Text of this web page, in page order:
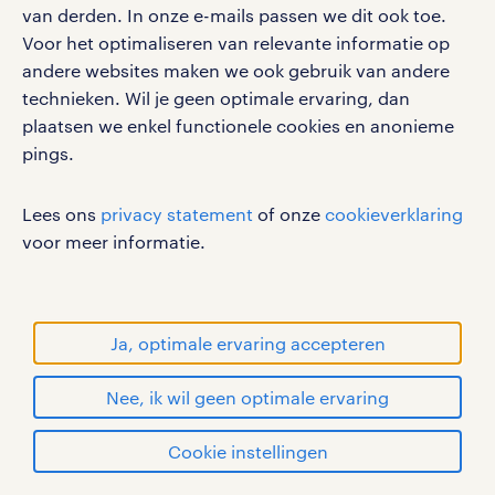
van derden. In onze e-mails passen we dit ook toe.
Voor het optimaliseren van relevante informatie op
andere websites maken we ook gebruik van andere
technieken. Wil je geen optimale ervaring, dan
plaatsen we enkel functionele cookies en anonieme
pings.
Lees ons privacy statement of onze cookieverklaring
voor meer informatie.
Ja, optimale ervaring accepteren
Nee, ik wil geen optimale ervaring
Cookie instellingen
vacature in Tilburg gevonden?
Misschien heb je meer geluk in andere
plaatsen in de buurt. Of bekijk al onze
logistiek medewerker vacaturesin heel
Nederland.
logistieke vacatures in Hilvarenbeek
logistieke vacatures in Oosterhout
logistieke vacatures in Waalwijk
google play store
social media
vacatures, solliciteren en inspiratie.
werken bij randstad
gebruikersvoorwaarden
privacystatement
cookies